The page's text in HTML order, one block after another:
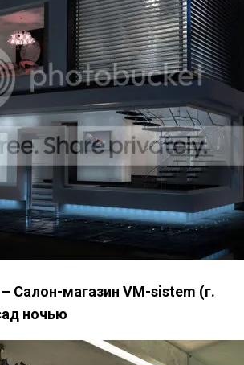
Салон-магазин VM-sistem (г.
ночью